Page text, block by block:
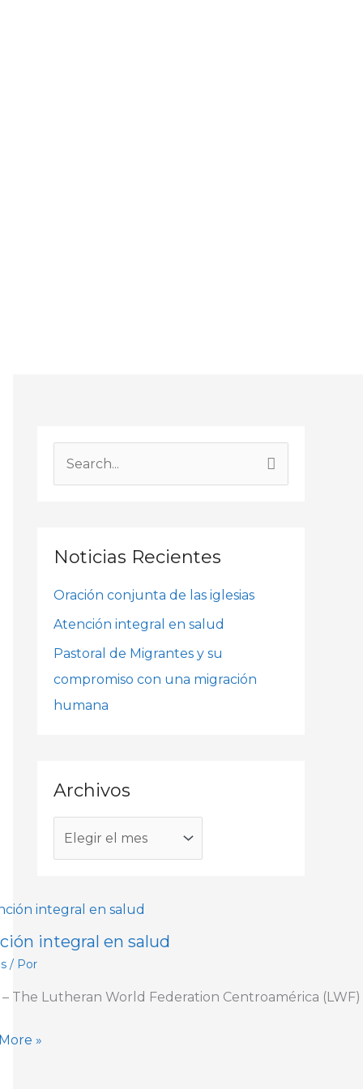
integral en salud
/ Por
– The Lutheran World Federation Centroamérica
»
r
p
o
r
:
Noticias Recientes
Oración conjunta de las iglesias
Atención integral en salud
Pastoral de Migrantes y su
compromiso con una migración
humana
Archivos
c
v
o
s